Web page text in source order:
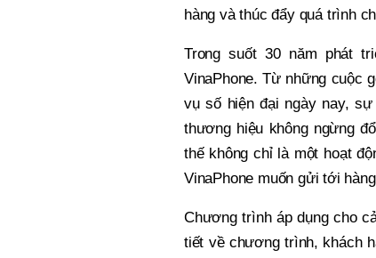
hàng và thúc đẩy quá trình
Trong suốt 30 năm phát
VinaPhone. Từ những cuộc
vụ số hiện đại ngày nay,
thương hiệu không ngừng
thế không chỉ là một hoạt
VinaPhone muốn gửi tới
Chương trình áp dụng cho
tiết về chương trình, khách